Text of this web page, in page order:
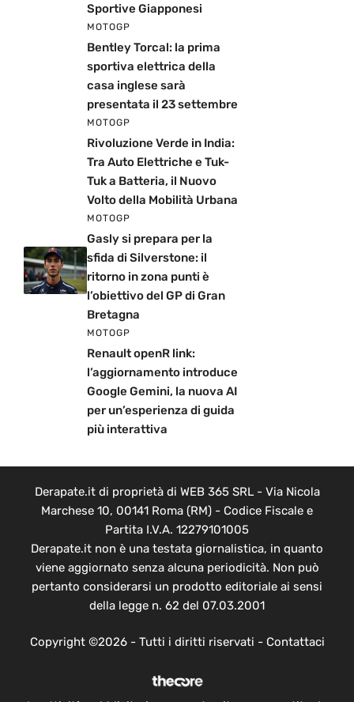
Sportive Giapponesi
MOTOGP
Bentley Torcal: la prima
sportiva elettrica della
casa inglese sarà
presentata il 23 settembre
MOTOGP
Rivoluzione Verde in India:
Tra Auto Elettriche e Tuk-
Tuk a Batteria, il Nuovo
Volto della Mobilità Urbana
MOTOGP
Gasly si prepara per la
sfida di Silverstone: il
ritorno in zona punti è
l’obiettivo del GP di Gran
Bretagna
MOTOGP
Renault openR link:
l’aggiornamento introduce
Google Gemini, la nuova AI
per un’esperienza di guida
più interattiva
Derapate.it di proprietà di WEB 365 SRL - Via Nicola
Marchese 10, 00141 Roma (RM) - Codice Fiscale e
Partita I.V.A. 12279101005
Derapate.it non è una testata giornalistica, in quanto
viene aggiornato senza alcuna periodicità. Non può
pertanto considerarsi un prodotto editoriale ai sensi
della legge n. 62 del 07.03.2001
Copyright ©2026 - Tutti i diritti riservati - Contattaci